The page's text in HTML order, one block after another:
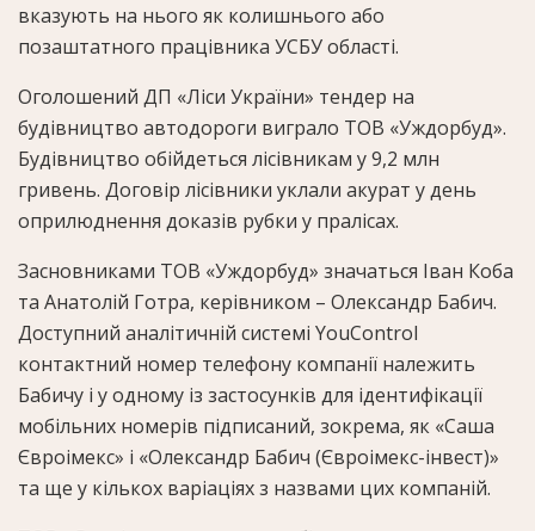
вказують на нього як колишнього або
позаштатного працівника УСБУ області.
Оголошений ДП «Ліси України» тендер на
будівництво автодороги виграло ТОВ «Уждорбуд».
Будівництво обійдеться лісівникам у 9,2 млн
гривень. Договір лісівники уклали акурат у день
оприлюднення доказів рубки у пралісах.
Засновниками ТОВ «Уждорбуд» значаться Іван Коба
та Анатолій Готра, керівником – Олександр Бабич.
Доступний аналітичній системі YouControl
контактний номер телефону компанії належить
Бабичу і у одному із застосунків для ідентифікації
мобільних номерів підписаний, зокрема, як «Саша
Євроімекс» і «Олександр Бабич (Євроімекс-інвест)»
та ще у кількох варіаціях з назвами цих компаній.